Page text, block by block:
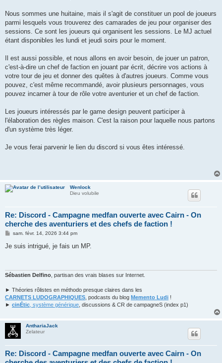
Nous sommes une huitaine, mais il s'agit de constituer un pool de joueurs
parmi lesquels vous trouverez des camarades de jeu pour organiser des
sessions. Ce sont les joueurs qui organisent les sessions. Le MJ actuel
étant disponibles les lundi et jeudi soirs pour le moment.
Il est aussi possible, et nous allons en avoir besoin, de jouer un patron,
c'est-à-dire un chef de faction en jouant par écrit, décrire vos actions à
votre tour de jeu et donner des quêtes à d'autres joueurs. Comme vous
pouvez, c'est même recommandé, avoir plusieurs personnages, vous
pouvez incarner à tour de rôle votre aventurier et un chef de faction.
Les joueurs intéressés par le game design peuvent participer à
l'élaboration des règles maison. C'est la raison pour laquelle nous partons
d'un système très léger.
Je vous ferai parvenir le lien du discord si vous êtes intéressé.
Wenlock
Dieu volubile
Re: Discord - Campagne medfan ouverte avec Cairn - On
cherche des aventuriers et des chefs de faction !
M
s
sam. févr. 14, 2026 3:44 pm
Je suis intrigué, je fais un MP.
Sébastien Delfino , partisan des vrais blases sur Internet.
► Théories rôlistes en méthodo presque claires dans les
CARNETS LUDOGRAPHIQUES , podcasts du blog Memento Ludi !
► cinÉtic , système générique , discussions & CR de campagneS (index p1)
AnthariaJack
Zelateur
Re: Discord - Campagne medfan ouverte avec Cairn - On